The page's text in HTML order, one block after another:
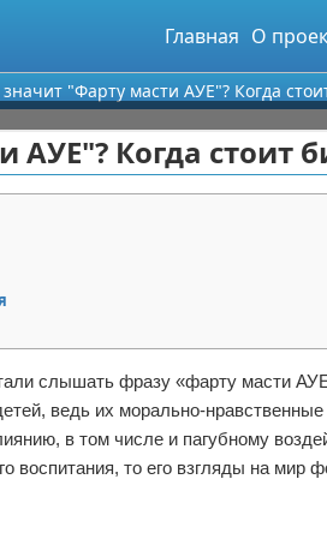
Главная О
"Фарту масти АУЕ"? Когда
Когда стоит
слышать фразу «фарту масти
ведь их морально-
в том числе и пагубному
воспитания, то его взгляды на